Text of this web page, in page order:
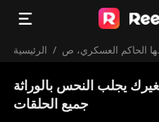
الرئيسية / أيها الحاكم العسكري، ص
يجلب النحس بالوراثة
جميع الحلقات